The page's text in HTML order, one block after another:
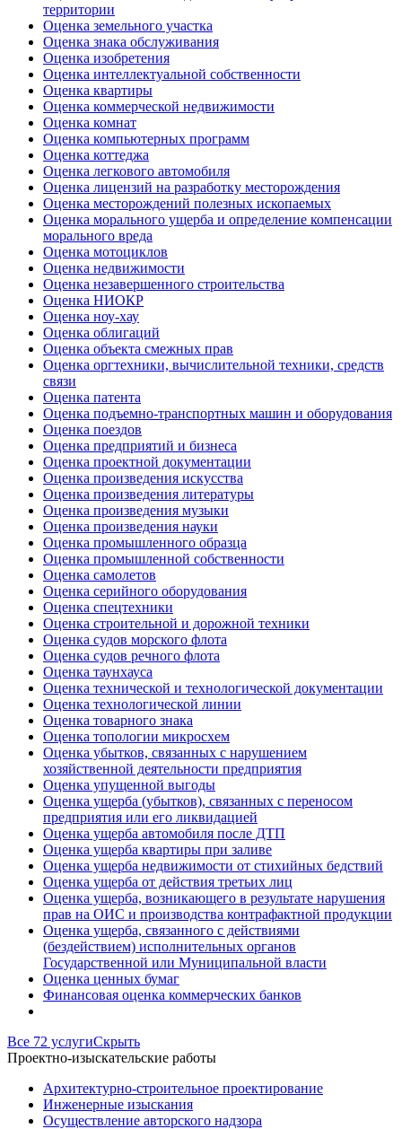
территории
Оценка земельного участка
Оценка знака обслуживания
Оценка изобретения
Оценка интеллектуальной собственности
Оценка квартиры
Оценка коммерческой недвижимости
Оценка комнат
Оценка компьютерных программ
Оценка коттеджа
Оценка легкового автомобиля
Оценка лицензий на разработку месторождения
Оценка месторождений полезных ископаемых
Оценка морального ущерба и определение компенсации
морального вреда
Оценка мотоциклов
Оценка недвижимости
Оценка незавершенного строительства
Оценка НИОКР
Оценка ноу-хау
Оценка облигаций
Оценка объекта смежных прав
Оценка оргтехники, вычислительной техники, средств
связи
Оценка патента
Оценка подъемно-транспортных машин и оборудования
Оценка поездов
Оценка предприятий и бизнеса
Оценка проектной документации
Оценка произведения искусства
Оценка произведения литературы
Оценка произведения музыки
Оценка произведения науки
Оценка промышленного образца
Оценка промышленной собственности
Оценка самолетов
Оценка серийного оборудования
Оценка спецтехники
Оценка строительной и дорожной техники
Оценка судов морского флота
Оценка судов речного флота
Оценка таунхауса
Оценка технической и технологической документации
Оценка технологической линии
Оценка товарного знака
Оценка топологии микросхем
Оценка убытков, связанных с нарушением
хозяйственной деятельности предприятия
Оценка упущенной выгоды
Оценка ущерба (убытков), связанных с переносом
предприятия или его ликвидацией
Оценка ущерба автомобиля после ДТП
Оценка ущерба квартиры при заливе
Оценка ущерба недвижимости от стихийных бедствий
Оценка ущерба от действия третьих лиц
Оценка ущерба, возникающего в результате нарушения
прав на ОИС и производства контрафактной продукции
Оценка ущерба, связанного с действиями
(бездействием) исполнительных органов
Государственной или Муниципальной власти
Оценка ценных бумаг
Финансовая оценка коммерческих банков
Все 72 услугиСкрыть
Проектно-изыскательские работы
Архитектурно-строительное проектирование
Инженерные изыскания
Осуществление авторского надзора